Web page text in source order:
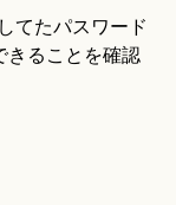
てたパスワード
きることを確認